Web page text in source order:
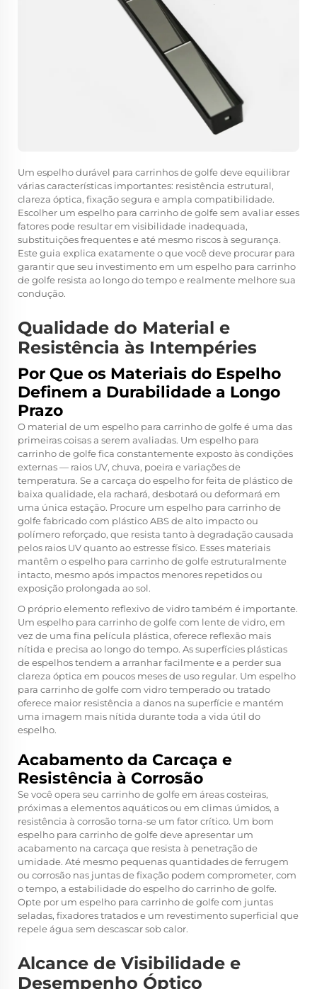
Um espelho durável para carrinhos de golfe deve equilibrar
várias características importantes: resistência estrutural,
clareza óptica, fixação segura e ampla compatibilidade.
Escolher um espelho para carrinho de golfe sem avaliar esses
fatores pode resultar em visibilidade inadequada,
substituições frequentes e até mesmo riscos à segurança.
Este guia explica exatamente o que você deve procurar para
garantir que seu investimento em um espelho para carrinho
de golfe resista ao longo do tempo e realmente melhore sua
condução.
Qualidade do Material e
Resistência às Intempéries
Por Que os Materiais do Espelho
Definem a Durabilidade a Longo
Prazo
O material de um espelho para carrinho de golfe é uma das
primeiras coisas a serem avaliadas. Um espelho para
carrinho de golfe fica constantemente exposto às condições
externas — raios UV, chuva, poeira e variações de
temperatura. Se a carcaça do espelho for feita de plástico de
baixa qualidade, ela rachará, desbotará ou deformará em
uma única estação. Procure um espelho para carrinho de
golfe fabricado com plástico ABS de alto impacto ou
polímero reforçado, que resista tanto à degradação causada
pelos raios UV quanto ao estresse físico. Esses materiais
mantêm o espelho para carrinho de golfe estruturalmente
intacto, mesmo após impactos menores repetidos ou
exposição prolongada ao sol.
O próprio elemento reflexivo de vidro também é importante.
Um espelho para carrinho de golfe com lente de vidro, em
vez de uma fina película plástica, oferece reflexão mais
nítida e precisa ao longo do tempo. As superfícies plásticas
de espelhos tendem a arranhar facilmente e a perder sua
clareza óptica em poucos meses de uso regular. Um espelho
para carrinho de golfe com vidro temperado ou tratado
oferece maior resistência a danos na superfície e mantém
uma imagem mais nítida durante toda a vida útil do
espelho.
Acabamento da Carcaça e
Resistência à Corrosão
Se você opera seu carrinho de golfe em áreas costeiras,
próximas a elementos aquáticos ou em climas úmidos, a
resistência à corrosão torna-se um fator crítico. Um bom
espelho para carrinho de golfe deve apresentar um
acabamento na carcaça que resista à penetração de
umidade. Até mesmo pequenas quantidades de ferrugem
ou corrosão nas juntas de fixação podem comprometer, com
o tempo, a estabilidade do espelho do carrinho de golfe.
Opte por um espelho para carrinho de golfe com juntas
seladas, fixadores tratados e um revestimento superficial que
repele água sem descascar sob calor.
Alcance de Visibilidade e
Desempenho Óptico